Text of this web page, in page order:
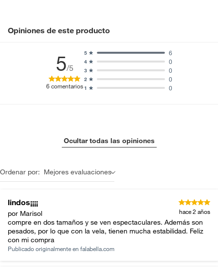
Opiniones de este producto
5/5
6 comentarios1 0
2 0
3 0
4 0
5 6
Ocultar todas las opiniones
Ordenar por: Mejores evaluaciones
lindos¡¡¡¡
por Marisol hace 2 años
compre en dos tamaños y se ven espectaculares. Además son
pesados, por lo que con la vela, tienen mucha estabilidad. Feliz
con mi compra
Publicado originalmente en falabella.com